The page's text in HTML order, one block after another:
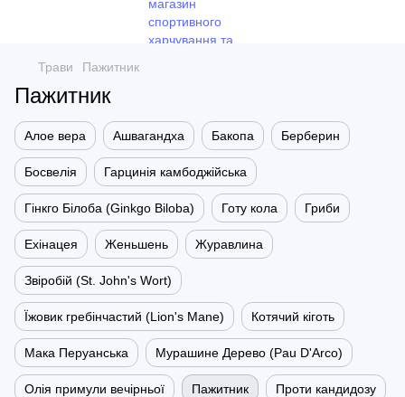
Трави Пажитник
Пажитник
Алое вера Ашвагандха Бакопа Берберин
Босвелія Гарцинія камбоджійська
Гінкго Білоба (Ginkgo Biloba) Готу кола Гриби
Ехінацея Женьшень Журавлина
Звіробій (St. John's Wort)
Їжовик гребінчастий (Lion's Mane) Котячий кіготь
Мака Перуанська Мурашине Дерево (Pau D'Arco)
Олія примули вечірньої Пажитник Проти кандидозу